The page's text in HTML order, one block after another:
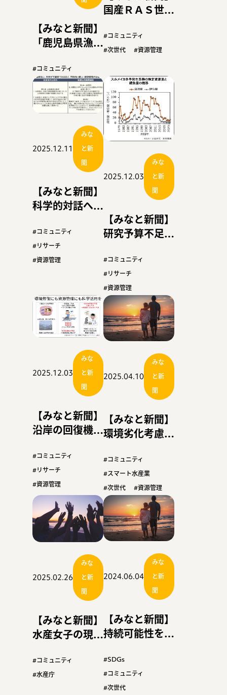
【みなと新聞】
「鹿児島県漁
月 県内２９漁
協広域合併
#コミュニティ
国産ＲＡＳ世界
成長戦略会議で
行程案 陸上養
進
#コミュニティ
#次世代
#資源管理
2025.12.11
みな
と新
聞
【みなと新聞】
科学的対話へ人
【連載】水産庁
予算の“攻めあ
ぐね”〈３〉
#コミュニティ
#リサーチ
#資源管理
2025.12.03
みな
と新
聞
【みなと新聞】
研究予算不足
影 【連載】水
産庁予算の“攻
めあぐ
ね”〈２〉
#コミュニティ
#リサーチ
#資源管理
2025.12.03
みな
と新
聞
【みなと新聞】
沿岸の回復機会
載】水産庁予算
の“攻めあぐ
ね”〈１〉
#コミュニティ
#リサーチ
#資源管理
2025.04.10
みな
と新
聞
【みなと新聞】
環境劣化考慮し
ャタムフィッシ
ュが提案
#コミュニティ
#スマート水産業
#次世代
#資源管理
2025.02.26
みな
と新
聞
【みなと新聞】
水産女子の現地
形成へ水産庁後
押し
#コミュニティ
#水産庁
2024.06.04
みな
と新
聞
【みなと新聞】
持続可能性を付
産未来サミット
を振り返る』
（下）
#SDGs
#コミュニティ
#次世代